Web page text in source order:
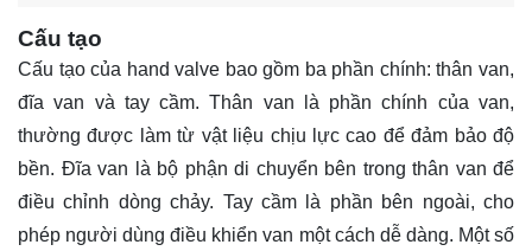
Cấu tạo
Cấu tạo của hand valve bao gồm ba phần chính: thân van,
đĩa van và tay cầm. Thân van là phần chính của van,
thường được làm từ vật liệu chịu lực cao để đảm bảo độ
bền. Đĩa van là bộ phận di chuyển bên trong thân van để
điều chỉnh dòng chảy. Tay cầm là phần bên ngoài, cho
phép người dùng điều khiển van một cách dễ dàng. Một số